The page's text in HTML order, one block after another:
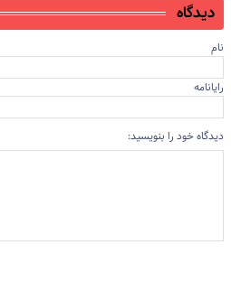
دیدگاه
نام
رایانامه
دیدگاه خود را بنویسید: